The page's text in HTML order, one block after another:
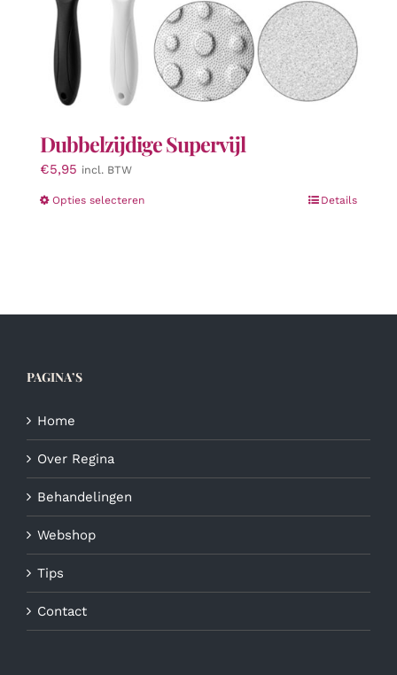
Dubbelzijdige Supervijl
€5,95 incl. BTW
Opties selecterenDit
optie
Details
PAGINA’S
Home
Over Regina
Behandelingen
Webshop
Tips
Contact